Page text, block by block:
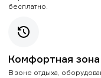
бесплатно.
Комфортная
В зоне отдыха,